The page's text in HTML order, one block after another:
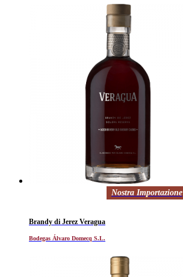
Nostra Importazione
Brandy di Jerez Veragua
Bodegas Álvaro Domecq S.L.